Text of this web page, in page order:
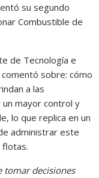
su segundo
Combustible de
de Tecnología e
sobre: cómo
a las
mayor control y
lo que replica en un
administrar este
tomar decisiones